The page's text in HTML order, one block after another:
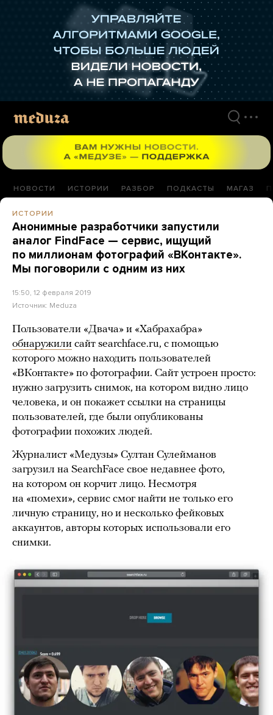
НОВОСТИ ИСТОРИИ РАЗБОР ПОДКАСТЫ МАГАЗ
ИСТОРИИ
Анонимные разработчики запустили
аналог FindFace — сервис, ищущий
по миллионам фотографий «ВКонтакте».
Мы поговорили с одним из них
15:50, 12 февраля 2019
Источник: Meduza
Пользователи «Двача» и «Хабрахабра»
обнаружили сайт searchface.ru, с помощью
которого можно находить пользователей
«ВКонтакте» по фотографии. Сайт устроен просто:
нужно загрузить снимок, на котором видно лицо
человека, и он покажет ссылки на страницы
пользователей, где были опубликованы
фотографии похожих людей.
Журналист «Медузы» Султан Сулейманов
загрузил на SearchFace свое недавнее фото,
на котором он корчит лицо. Несмотря
на «помехи», сервис смог найти не только его
личную страницу, но и несколько фейковых
аккаунтов, авторы которых использовали его
снимки.